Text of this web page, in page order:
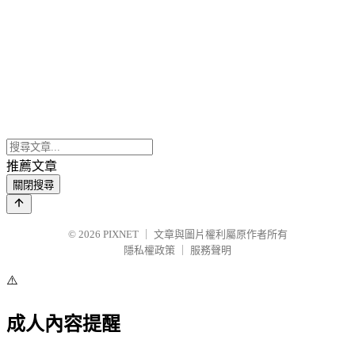
推薦文章
關閉搜尋
© 2026 PIXNET
文章與圖片權利屬原作者所有
隱私權政策
服務聲明
⚠️
成人內容提醒